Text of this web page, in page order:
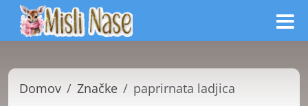
Domov Značke paprirnata ladjica